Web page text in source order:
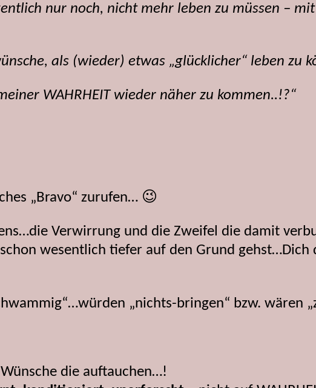
nur noch, nicht mehr leben zu müssen –
als (wieder) etwas „glücklicher“ leben zu
WAHRHEIT wieder näher zu kommen..!?“
„Bravo“ zurufen… 😉
Verwirrung und die Zweifel die damit
schon wesentlich tiefer auf den Grund
„nichts-bringen“ bzw. wären
die auftauchen…!